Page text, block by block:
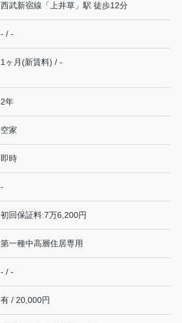
西武新宿線 「 上井草 」駅 徒歩12分
- / -
1ヶ月(新賃料) / -
2年
空家
即時
-
初回保証料:7万6,200円
第一種中高層住居専用
- / -
有 / 20,000円